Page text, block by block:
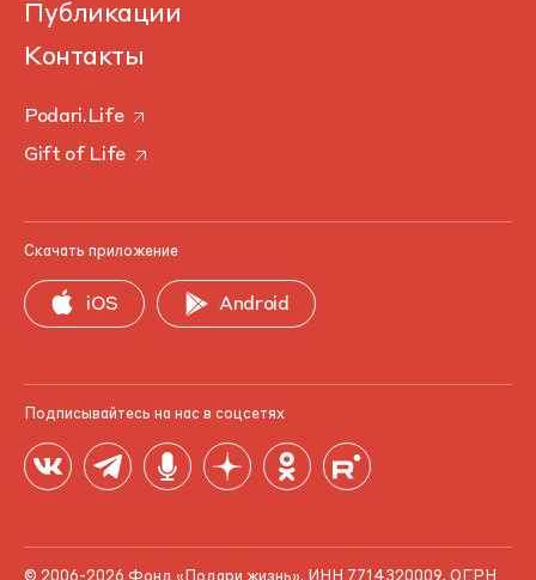
Публикации
Контакты
Podari.Life
Gift of Life
Скачать приложение
iOS Android
Подписывайтесь на нас в соцсетях